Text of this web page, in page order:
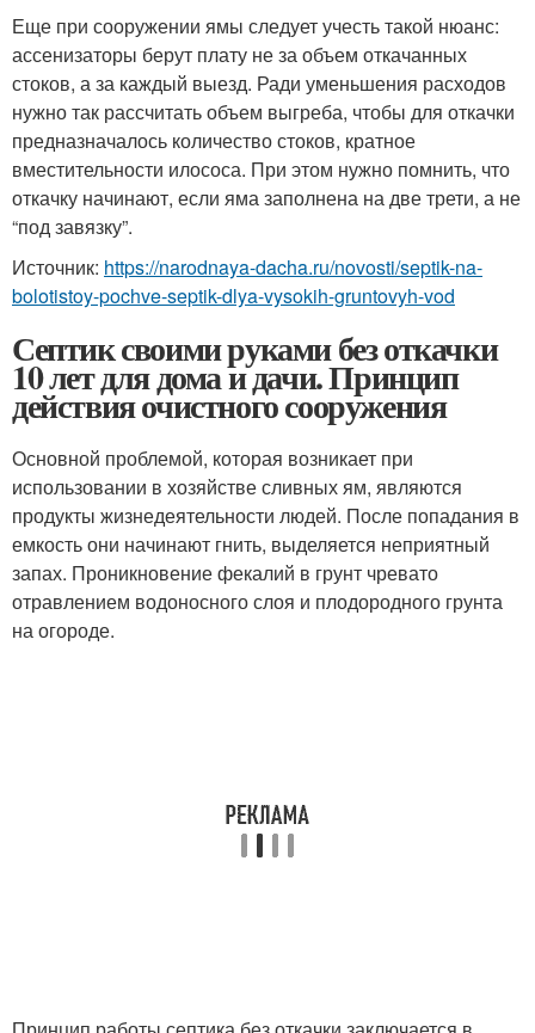
Еще при сооружении ямы следует учесть такой нюанс:
ассенизаторы берут плату не за объем откачанных
стоков, а за каждый выезд. Ради уменьшения расходов
нужно так рассчитать объем выгреба, чтобы для откачки
предназначалось количество стоков, кратное
вместительности илососа. При этом нужно помнить, что
откачку начинают, если яма заполнена на две трети, а не
“под завязку”.
Источник: https://narodnaya-dacha.ru/novosti/septik-na-
bolotistoy-pochve-septik-dlya-vysokih-gruntovyh-vod
Септик своими руками без откачки
10 лет для дома и дачи. Принцип
действия очистного сооружения
Основной проблемой, которая возникает при
использовании в хозяйстве сливных ям, являются
продукты жизнедеятельности людей. После попадания в
емкость они начинают гнить, выделяется неприятный
запах. Проникновение фекалий в грунт чревато
отравлением водоносного слоя и плодородного грунта
на огороде.